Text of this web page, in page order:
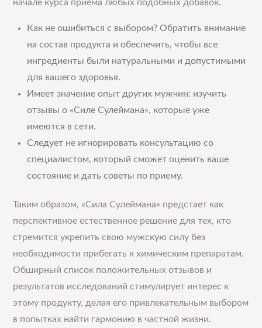
начале курса приема любых подобных добавок.
Как не ошибиться с выбором? Обратить внимание
на состав продукта и обеспечить, чтобы все
ингредиенты были натуральными и допустимыми
для вашего здоровья.
Имеет значение опыт других мужчин: изучить
отзывы о «Силе Сулеймана», которые уже
имеются в сети.
Следует не игнорировать консультацию со
специалистом, который сможет оценить ваше
состояние и дать советы по приему.
Таким образом, «Сила Сулеймана» предстает как
перспективное естественное решение для тех, кто
стремится укрепить свою мужскую силу без
необходимости прибегать к химическим препаратам.
Обширный список положительных отзывов и
результатов исследований стимулирует интерес к
этому продукту, делая его привлекательным выбором
в попытках найти гармонию в частной жизни.